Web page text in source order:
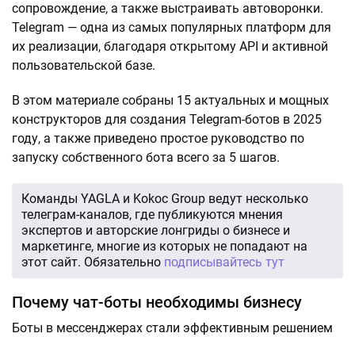
сопровождение, а также выстраивать автоворонки.
Telegram — одна из самых популярных платформ для
их реализации, благодаря открытому API и активной
пользовательской базе.
В этом материале собраны 15 актуальных и мощных
конструкторов для создания Telegram-ботов в 2025
году, а также приведено простое руководство по
запуску собственного бота всего за 5 шагов.
Команды YAGLA и Kokoc Group ведут несколько
телеграм-каналов, где публикуются мнения
экспертов и авторские лонгриды о бизнесе и
маркетинге, многие из которых не попадают на
этот сайт. Обязательно подписывайтесь тут
Почему чат-боты необходимы бизнесу
Боты в мессенджерах стали эффективным решением